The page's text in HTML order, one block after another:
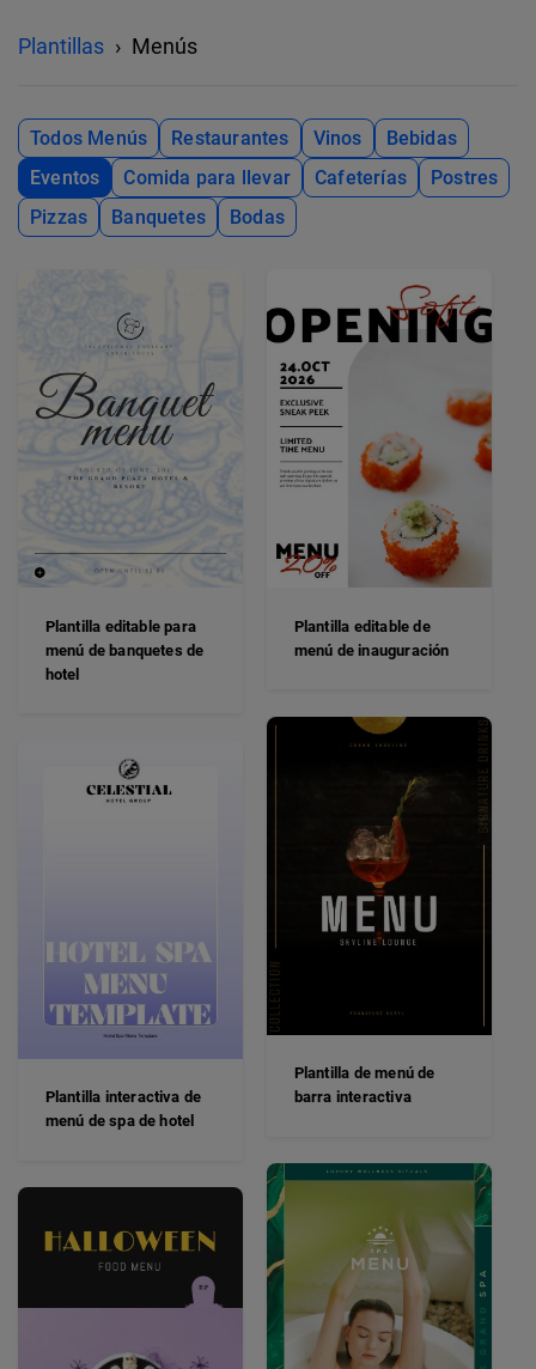
Plantillas Menús
Todos Menús Restaurantes Vinos
Bebidas
Eventos
Comida para llevar Cafeterías
Postres
Pizzas
Banquetes Bodas
Plantilla editable para
menú de banquetes de
hotel
Plantilla editable de
menú de inauguración
Plantilla de menú de
barra interactiva
Plantilla interactiva de
menú de spa de hotel